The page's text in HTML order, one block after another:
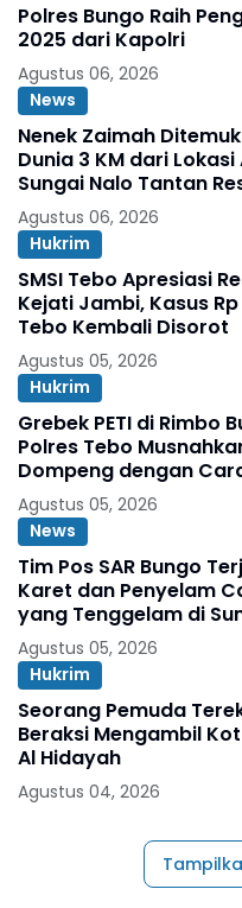
Polres Bungo Raih
2025 dari Kapolri
Agustus 06, 2026
News
Nenek Zaimah
Dunia 3 KM dari Lokasi
Sungai Nalo Tantan
Agustus 06, 2026
Hukrim
SMSI Tebo Apresiasi
Kejati Jambi, Kasus Rp
Tebo Kembali Disorot
Agustus 05, 2026
Hukrim
Grebek PETI di Rimbo
Polres Tebo
Dompeng dengan
Agustus 05, 2026
News
Tim Pos SAR Bungo
Karet dan Penyelam
yang Tenggelam di
Merangin
Agustus 05, 2026
Hukrim
Seorang Pemuda
Beraksi Mengambil
Al Hidayah
Agustus 04, 2026